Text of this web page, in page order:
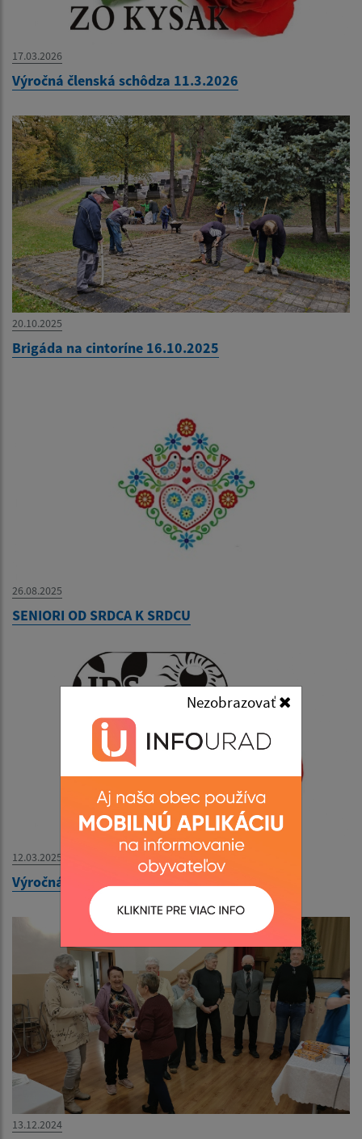
Nezobrazovať
17.03.2026
Výročná členská schôdza 11.3.2026
20.10.2025
Brigáda na cintoríne 16.10.2025
26.08.2025
SENIORI OD SRDCA K SRDCU
12.03.2025
Výročná členská schôdza 27.02.2025
13.12.2024